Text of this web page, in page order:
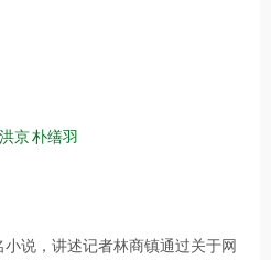
洪京朴缮羽
说，讲述记者林商镇通过关于网